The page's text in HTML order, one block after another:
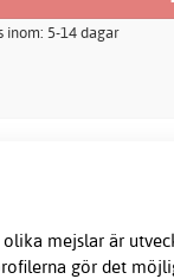
inom: 5-14 dagar
olika mejslar är
gör det